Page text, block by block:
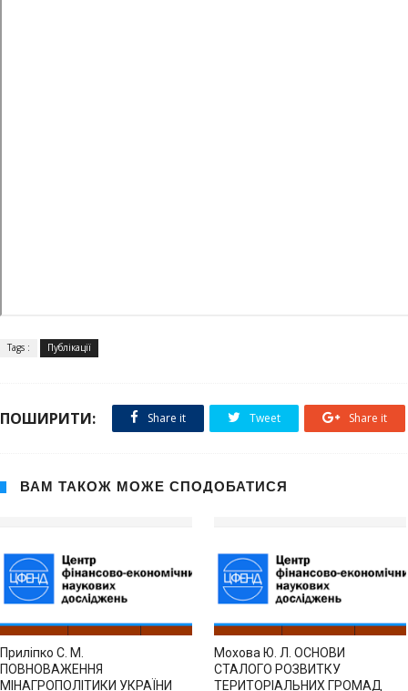
Tags : Публікації
ПОШИРИТИ: Share it Tweet Share it
ВАМ ТАКОЖ МОЖЕ СПОДОБАТИСЯ
Приліпко С. М.
ПОВНОВАЖЕННЯ
МІНАГРОПОЛІТИКИ УКРАЇНИ
Мохова Ю. Л. ОСНОВИ
СТАЛОГО РОЗВИТКУ
ТЕРИТОРІАЛЬНИХ ГРОМАД